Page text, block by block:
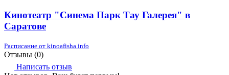
Кинотеатр "Синема Парк Тау Галерея" в
Саратове
Расписание от kinoafisha.info
Отзывы (0)
Написать отзыв